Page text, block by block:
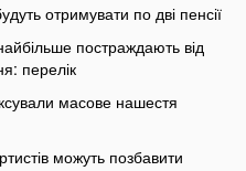
отримувати по дві пенсії
найбільше постраждають від
перелік
масове нашестя
можуть позбавити